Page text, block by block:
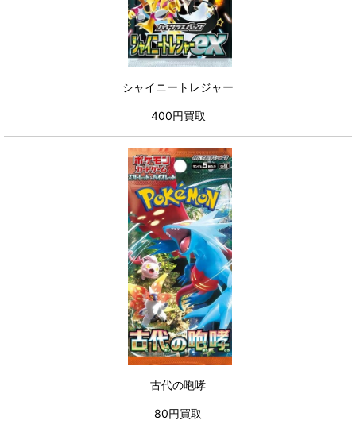
シャイニートレジャー
400円買取
古代の咆哮
80円買取